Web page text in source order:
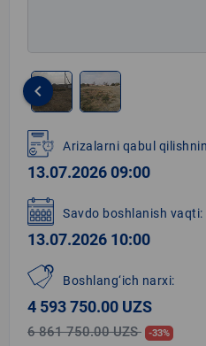
1
of
2
keyboard_arrow_left
Arizalarni qabul
13.07.2026 09:00
Savdo boshlanish vaqti:
13.07.2026 10:00
Boshlang‘ich narxi:
4 593 750.00 UZS
6 861 750.00 UZS -33%